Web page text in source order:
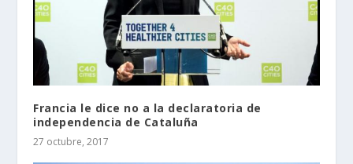
Francia le dice no a la declaratoria de
independencia de Cataluña
27 octubre, 2017